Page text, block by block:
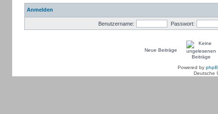
Anmelden
Benutzername: Passwort:
Neue Beiträge
Powered by
Deutsche